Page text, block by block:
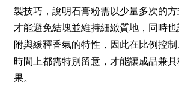
製技巧，說明石膏粉需以少量多次的方
才能避免結塊並維持細緻質地，同時
附與緩釋香氣的特性，因此在比例控
時間上都需特別留意，才能讓成品兼
果。